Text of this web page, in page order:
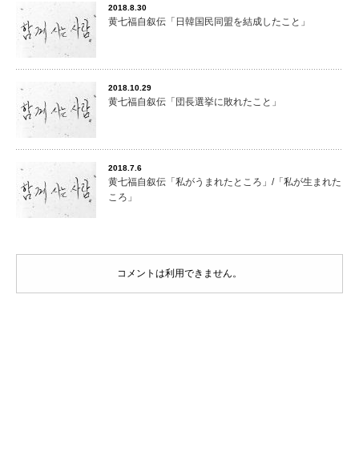
2018.8.30
黄七福自叙伝「日韓国民同盟を結成したこと」
2018.10.29
黄七福自叙伝「団長選挙に敗れたこと」
2018.7.6
黄七福自叙伝「私がうまれたところ」/「私が生まれた
ころ」
コメントは利用できません。